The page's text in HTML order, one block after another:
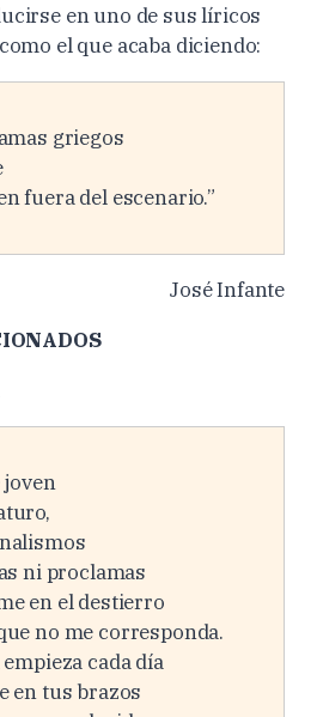
en uno de sus líricos
el que acaba diciendo:
griegos
fuera del escenario.”
José Infante
joven
ni proclamas
en el destierro
no me corresponda.
cada día
en tus brazos